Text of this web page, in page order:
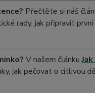
Přečtěte si náš
rady, jak připravit
V našem článku
jak pečovat o citlivou